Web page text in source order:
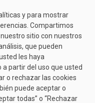
TIZIANA
Hebillas.
€
y para mostrar
Compartimos
sitio con nuestros
que pueden
les haya
partir del uso que usted
o rechazar las cookies
puede aceptar o
todas” o “Rechazar